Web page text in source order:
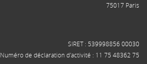
75017 Paris
SIRET : 539998856 00030
Numéro de déclaration d'activité : 11 75 48362 75